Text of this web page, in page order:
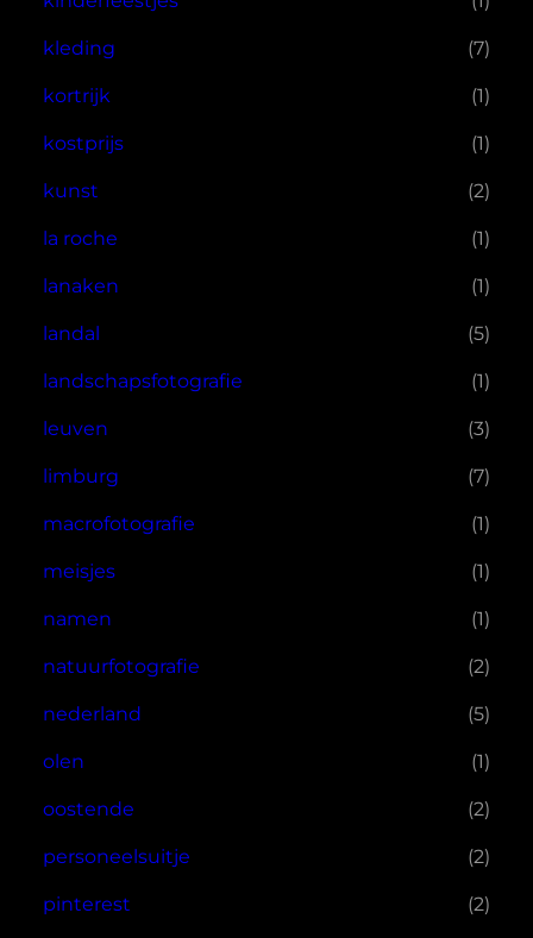
kleding (7)
kortrijk (1)
kostprijs (1)
kunst (2)
la roche (1)
lanaken (1)
landal (5)
landschapsfotografie (1)
leuven (3)
limburg (7)
macrofotografie (1)
meisjes (1)
namen (1)
natuurfotografie (2)
nederland (5)
olen (1)
oostende (2)
personeelsuitje (2)
pinterest (2)